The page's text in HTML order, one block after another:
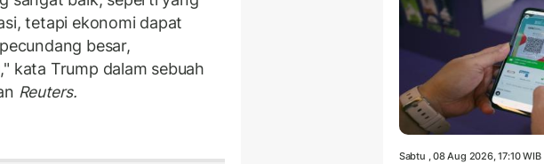
tetapi ekonomi dapat
besar,
kata Trump dalam sebuah
Reuters.
Sabtu , 08 Aug 2026, 17:10 WIB